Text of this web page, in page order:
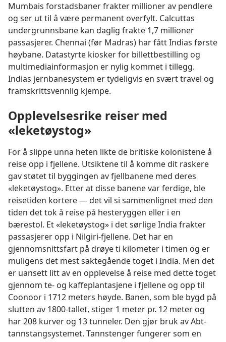
Mumbais forstadsbaner frakter millioner av pendlere
og ser ut til å være permanent overfylt. Calcuttas
undergrunnsbane kan daglig frakte 1,7 millioner
passasjerer. Chennai (før Madras) har fått Indias første
høybane. Datastyrte kiosker for billettbestilling og
multimediainformasjon er nylig kommet i tillegg.
Indias jernbanesystem er tydeligvis en svært travel og
framskrittsvennlig kjempe.
Opplevelsesrike reiser med
«leketøystog»
For å slippe unna heten likte de britiske kolonistene å
reise opp i fjellene. Utsiktene til å komme dit raskere
gav støtet til byggingen av fjellbanene med deres
«leketøystog». Etter at disse banene var ferdige, ble
reisetiden kortere — det vil si sammenlignet med den
tiden det tok å reise på hesteryggen eller i en
bærestol. Et «leketøystog» i det sørlige India frakter
passasjerer opp i Nilgiri-fjellene. Det har en
gjennomsnittsfart på drøye ti kilometer i timen og er
muligens det mest saktegående toget i India. Men det
er uansett litt av en opplevelse å reise med dette toget
gjennom te- og kaffeplantasjene i fjellene og opp til
Coonoor i 1712 meters høyde. Banen, som ble bygd på
slutten av 1800-tallet, stiger 1 meter pr. 12 meter og
har 208 kurver og 13 tunneler. Den gjør bruk av Abt-
tannstangsystemet. Tannstenger fungerer som en